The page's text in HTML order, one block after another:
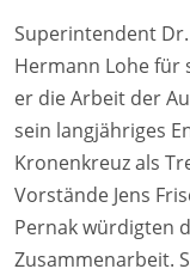
Superintendent
Hermann Lohe für
er die Arbeit der
sein langjähriges
Kronenkreuz als
Vorstände Jens
Pernak würdigten
Zusammenarbeit.